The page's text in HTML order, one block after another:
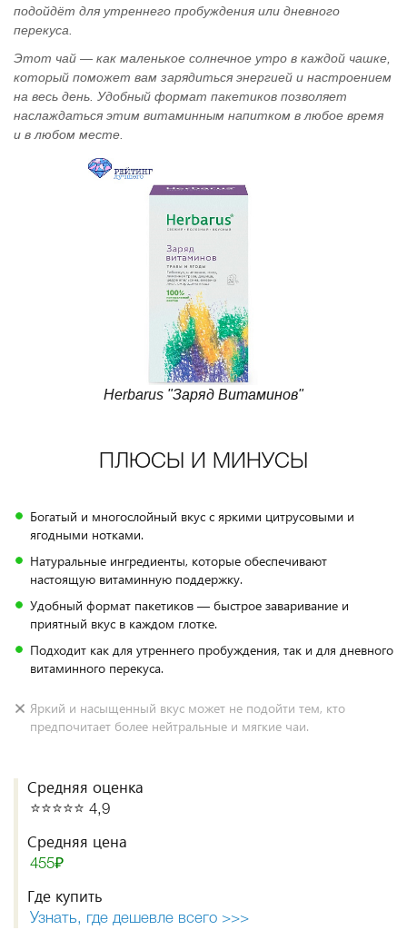
подойдёт для утреннего пробуждения или дневного
перекуса.
Этот чай — как маленькое солнечное утро в каждой чашке,
который поможет вам зарядиться энергией и настроением
на весь день. Удобный формат пакетиков позволяет
наслаждаться этим витаминным напитком в любое время
и в любом месте.
Herbarus "Заряд Витаминов"
ПЛЮСЫ И МИНУСЫ
Богатый и многослойный вкус с яркими цитрусовыми и
ягодными нотками.
Натуральные ингредиенты, которые обеспечивают
настоящую витаминную поддержку.
Удобный формат пакетиков — быстрое заваривание и
приятный вкус в каждом глотке.
Подходит как для утреннего пробуждения, так и для дневного
витаминного перекуса.
Яркий и насыщенный вкус может не подойти тем, кто
предпочитает более нейтральные и мягкие чаи.
Средняя оценка
⭐️⭐️⭐️⭐️⭐️ 4,9
Средняя цена
455₽
Где купить
Узнать, где дешевле всего >>>